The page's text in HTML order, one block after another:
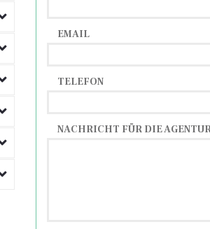
EMAIL
TELEFON
NACHRICHT FÜR DIE